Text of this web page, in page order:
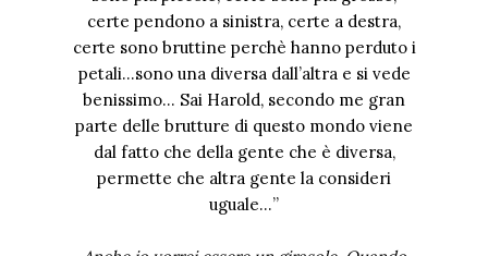
certe pendono a sinistra, certe a destra,
certe sono bruttine perchè hanno perduto i
petali…sono una diversa dall’altra e si vede
benissimo… Sai Harold, secondo me gran
parte delle brutture di questo mondo viene
dal fatto che della gente che è diversa,
permette che altra gente la consideri
uguale…”